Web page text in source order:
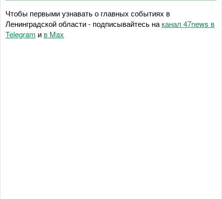
Чтобы первыми узнавать о главных событиях в
Ленинградской области - подписывайтесь на канал 47news в
Telegram и в Maх